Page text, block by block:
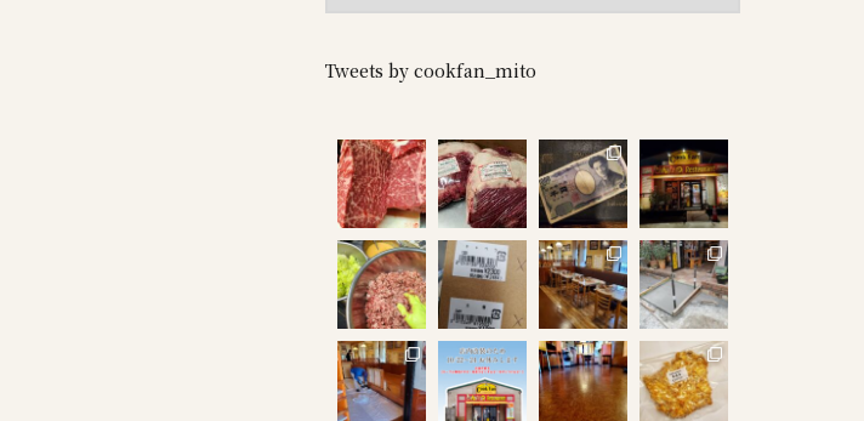
Tweets by cookfan_mito